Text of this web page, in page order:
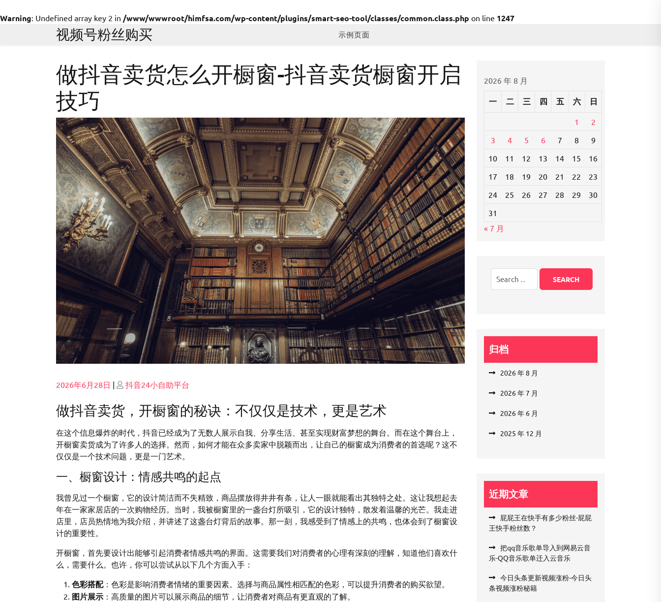
Warning: Undefined array key 2 in /www/wwwroot/himfsa.com/wp-content/plugins/smart-seo-tool/classes/common.class.php on line 1247
视频号粉丝购买 示例页面
做抖音卖货怎么开橱窗-抖音卖货橱窗开启
技巧
Posted
2026年6月28日 | Posted
抖音24小自助平台
做抖音卖货，开橱窗的秘诀：不仅仅是技术，更是艺术
在这个信息爆炸的时代，抖音已经成为了无数人展示自我、分享生活、甚至实现财富梦想的舞台。而在这个舞台上，
开橱窗卖货成为了许多人的选择。然而，如何才能在众多卖家中脱颖而出，让自己的橱窗成为消费者的首选呢？这不
仅仅是一个技术问题，更是一门艺术。
一、橱窗设计：情感共鸣的起点
我曾见过一个橱窗，它的设计简洁而不失精致，商品摆放得井井有条，让人一眼就能看出其独特之处。这让我想起去
年在一家家居店的一次购物经历。当时，我被橱窗里的一盏台灯所吸引，它的设计独特，散发着温馨的光芒。我走进
店里，店员热情地为我介绍，并讲述了这盏台灯背后的故事。那一刻，我感受到了情感上的共鸣，也体会到了橱窗设
计的重要性。
开橱窗，首先要设计出能够引起消费者情感共鸣的界面。这需要我们对消费者的心理有深刻的理解，知道他们喜欢什
么，需要什么。也许，你可以尝试从以下几个方面入手：
色彩搭配：色彩是影响消费者情绪的重要因素。选择与商品属性相匹配的色彩，可以提升消费者的购买欲望。
图片展示 ：高质量的图片可以展示商品的细节，让消费者对商品有更直观的了解。
2026 年 8 月
一 二 三 四 五 六 日
1
2
3
4 5 6 7 8
9
10
11 12 13 14 15
16
17
18 19 20 21 22
23
24
25 26 27 28 29
30
31
« 7 月
归档
2026 年 8 月
2026 年 7 月
2026 年 6 月
2025 年 12 月
近期文章
屁屁王在快手有多少粉丝-屁屁
王快手粉丝数？
把qq音乐歌单导入到网易云音
乐-QQ音乐歌单迁入云音乐
今日头条更新视频涨粉-今日头
条视频涨粉秘籍